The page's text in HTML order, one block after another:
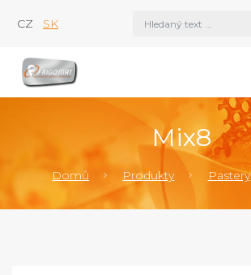
CZ SK
Mix8
Domů Produkty Pastery